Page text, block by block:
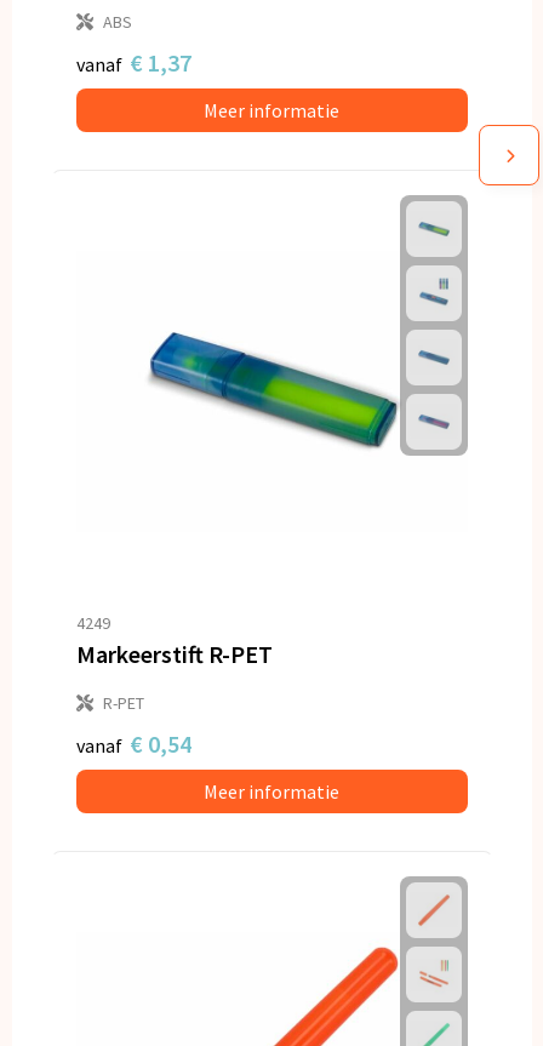
ABS
vanaf € 1,37
Meer informatie
4249
Markeerstift R-PET
R-PET
vanaf € 0,54
Meer informatie